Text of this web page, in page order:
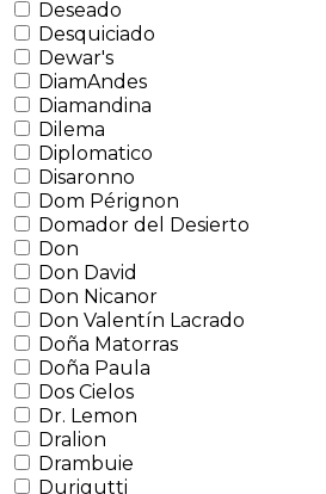
Deseado
Desquiciado
Dewar's
DiamAndes
Diamandina
Dilema
Diplomatico
Disaronno
Dom Pérignon
Domador del Desierto
Don
Don David
Don Nicanor
Don Valentín Lacrado
Doña Matorras
Doña Paula
Dos Cielos
Dr. Lemon
Dralion
Drambuie
Durigutti